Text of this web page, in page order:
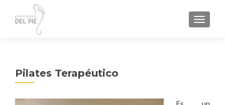
Pilates Terapéutico